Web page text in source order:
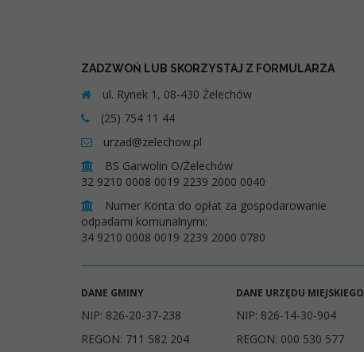
ZADZWOŃ LUB SKORZYSTAJ Z FORMULARZA
ul. Rynek 1, 08-430 Żelechów
(25) 754 11 44
urzad@zelechow.pl
BS Garwolin O/Żelechów
32 9210 0008 0019 2239 2000 0040
Numer Konta do opłat za gospodarowanie
odpadami komunalnymi:
34 9210 0008 0019 2239 2000 0780
DANE GMINY
NIP: 826-20-37-238
REGON: 711 582 204
DANE URZĘDU MIEJSKIEGO
NIP: 826-14-30-904
REGON: 000 530 577